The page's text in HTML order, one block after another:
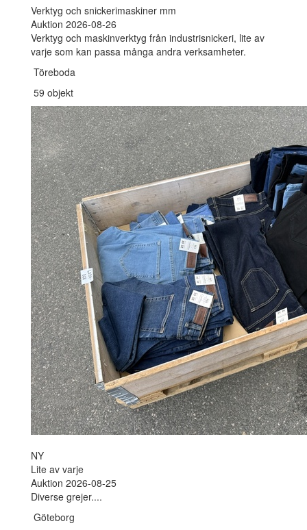
Verktyg och snickerimaskiner mm
Auktion 2026-08-26
Verktyg och maskinverktyg från industrisnickeri, lite av
varje som kan passa många andra verksamheter.
Töreboda
59 objekt
NY
Lite av varje
Auktion 2026-08-25
Diverse grejer....
Göteborg